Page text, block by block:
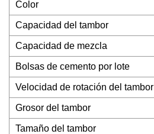
Color
Capacidad del tambor
Capacidad de mezcla
Bolsas de cemento por lote
Velocidad de rotación del tambor
Grosor del tambor
Tamaño del tambor